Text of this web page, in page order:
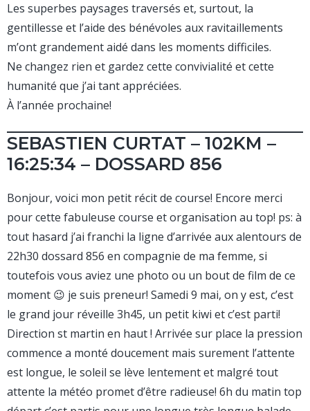
Les superbes paysages traversés et, surtout, la
gentillesse et l’aide des bénévoles aux ravitaillements
m’ont grandement aidé dans les moments difficiles.
Ne changez rien et gardez cette convivialité et cette
humanité que j’ai tant appréciées.
À l’année prochaine!
SEBASTIEN CURTAT – 102KM –
16:25:34 – DOSSARD 856
Bonjour, voici mon petit récit de course! Encore merci
pour cette fabuleuse course et organisation au top! ps: à
tout hasard j’ai franchi la ligne d’arrivée aux alentours de
22h30 dossard 856 en compagnie de ma femme, si
toutefois vous aviez une photo ou un bout de film de ce
moment 😉 je suis preneur! Samedi 9 mai, on y est, c’est
le grand jour réveille 3h45, un petit kiwi et c’est parti!
Direction st martin en haut ! Arrivée sur place la pression
commence a monté doucement mais surement l’attente
est longue, le soleil se lève lentement et malgré tout
attente la météo promet d’être radieuse! 6h du matin top